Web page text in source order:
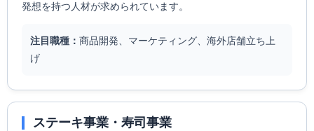
発想を持つ人材が求められています。
注目職種： 商品開発、マーケティング、海外店舗立ち上
げ
ステーキ事業・寿司事業